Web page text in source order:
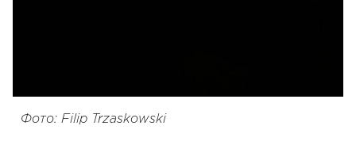
Фото: Filip Trzaskowski